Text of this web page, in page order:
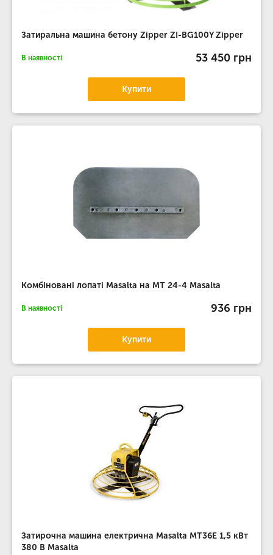
Затиральна машина бетону Zipper ZI-BG100Y Zipper
В наявності 53 450 грн
Купити
Комбіновані лопаті Masalta на MT 24-4 Masalta
В наявності 936 грн
Купити
Затирочна машина електрична Masalta MT36E 1,5 кВт
380 В Masalta